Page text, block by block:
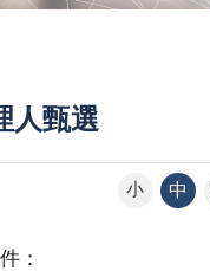
⼈甄選
小 中
：